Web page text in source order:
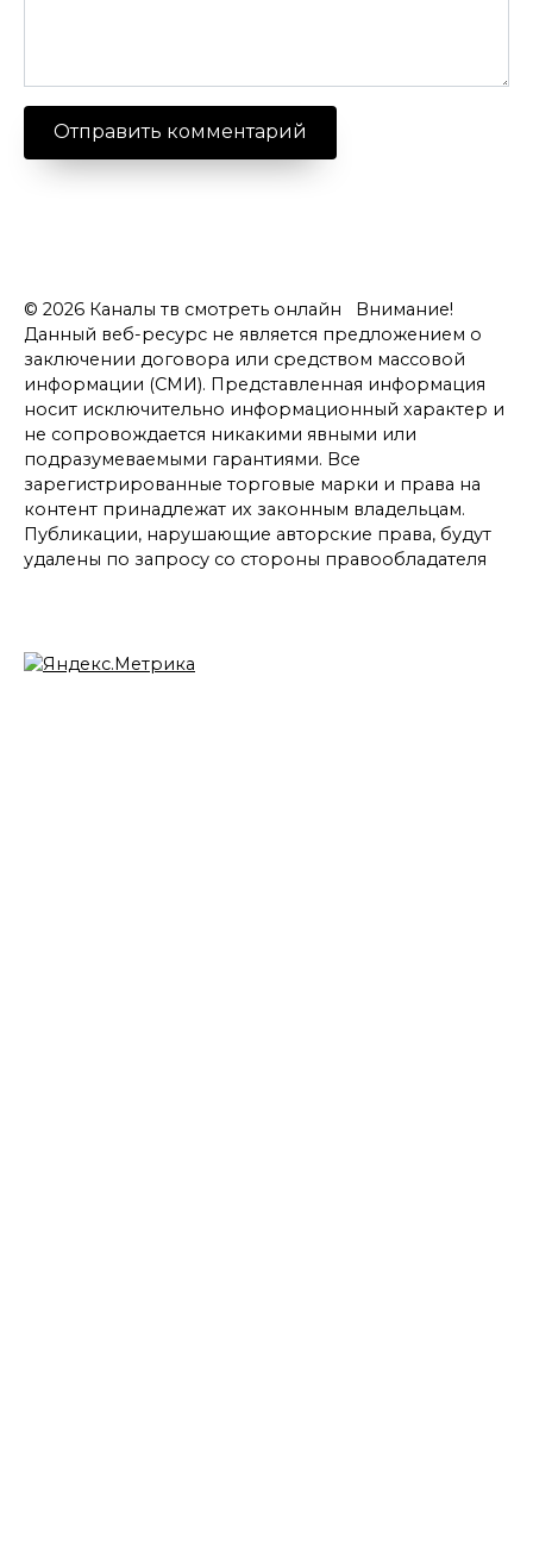
© 2026 Каналы тв смотреть онлайн Внимание!
Данный веб-ресурс не является предложением о
заключении договора или средством массовой
информации (СМИ). Представленная информация
носит исключительно информационный характер и
не сопровождается никакими явными или
подразумеваемыми гарантиями. Все
зарегистрированные торговые марки и права на
контент принадлежат их законным владельцам.
Публикации, нарушающие авторские права, будут
удалены по запросу со стороны правообладателя